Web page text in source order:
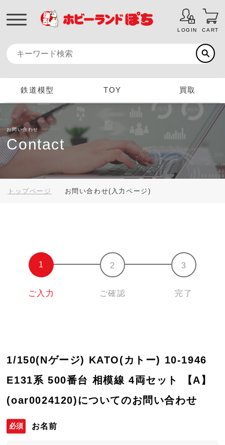
LOGIN CART
鉄道模型 TOY 買取
お問い合わせ
Contact
トップページ お問い合わせ(入力ページ)
ご入力 ご確認 完了
1/150(Nゲージ) KATO(カトー) 10-1946
E131系 500番台 相模線 4両セット 【A】
(oar0024120)についてのお問い合わせ
お名前